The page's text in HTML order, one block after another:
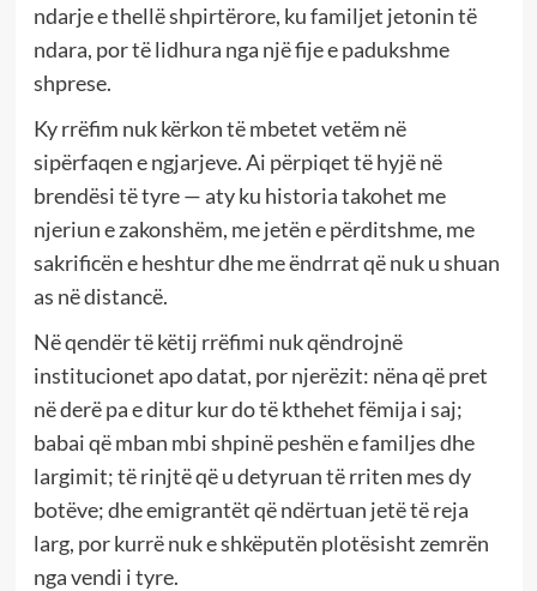
ndarje e thellë shpirtërore, ku familjet jetonin të
ndara, por të lidhura nga një fije e padukshme
shprese.
Ky rrëfim nuk kërkon të mbetet vetëm në
sipërfaqen e ngjarjeve. Ai përpiqet të hyjë në
brendësi të tyre — aty ku historia takohet me
njeriun e zakonshëm, me jetën e përditshme, me
sakrificën e heshtur dhe me ëndrrat që nuk u shuan
as në distancë.
Në qendër të këtij rrëfimi nuk qëndrojnë
institucionet apo datat, por njerëzit: nëna që pret
në derë pa e ditur kur do të kthehet fëmija i saj;
babai që mban mbi shpinë peshën e familjes dhe
largimit; të rinjtë që u detyruan të rriten mes dy
botëve; dhe emigrantët që ndërtuan jetë të reja
larg, por kurrë nuk e shkëputën plotësisht zemrën
nga vendi i tyre.